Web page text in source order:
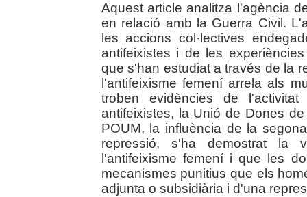
Aquest article analitza l'agència
en relació amb la Guerra Civil.
les accions col·lectives
antifeixistes i de les
que s'han estudiat a través de la
l'antifeixisme femení arrela als
troben evidències de
antifeixistes, la Unió de Dones
POUM, la influència de la
repressió, s'ha demostrat la
l'antifeixisme femení i que les
mecanismes punitius que els
adjunta o subsidiària i d'una